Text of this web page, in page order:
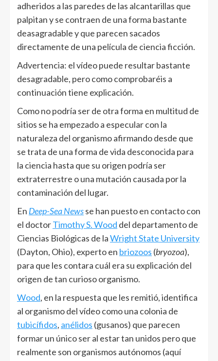
adheridos a las paredes de las alcantarillas que
palpitan y se contraen de una forma bastante
deasagradable y que parecen sacados
directamente de una película de ciencia ficción.
Advertencia: el vídeo puede resultar bastante
desagradable, pero como comprobaréis a
continuación tiene explicación.
Como no podría ser de otra forma en multitud de
sitios se ha empezado a especular con la
naturaleza del organismo afirmando desde que
se trata de una forma de vida desconocida para
la ciencia hasta que su origen podría ser
extraterrestre o una mutación causada por la
contaminación del lugar.
En Deep-Sea Newsse han puesto en contacto con
el doctorTimothy S. Wood del departamento de
Ciencias Biológicas de laWright State University
(Dayton, Ohio), experto en briozoos (bryozoa),
para que les contara cuál era su explicación del
origen de tan curioso organismo.
Wood, en la respuesta que les remitió, identifica
al organismo del vídeo como una colonia de
tubicífidos, anélidos (gusanos) que parecen
formar un único ser al estar tan unidos pero que
realmente son organismos autónomos (aquí